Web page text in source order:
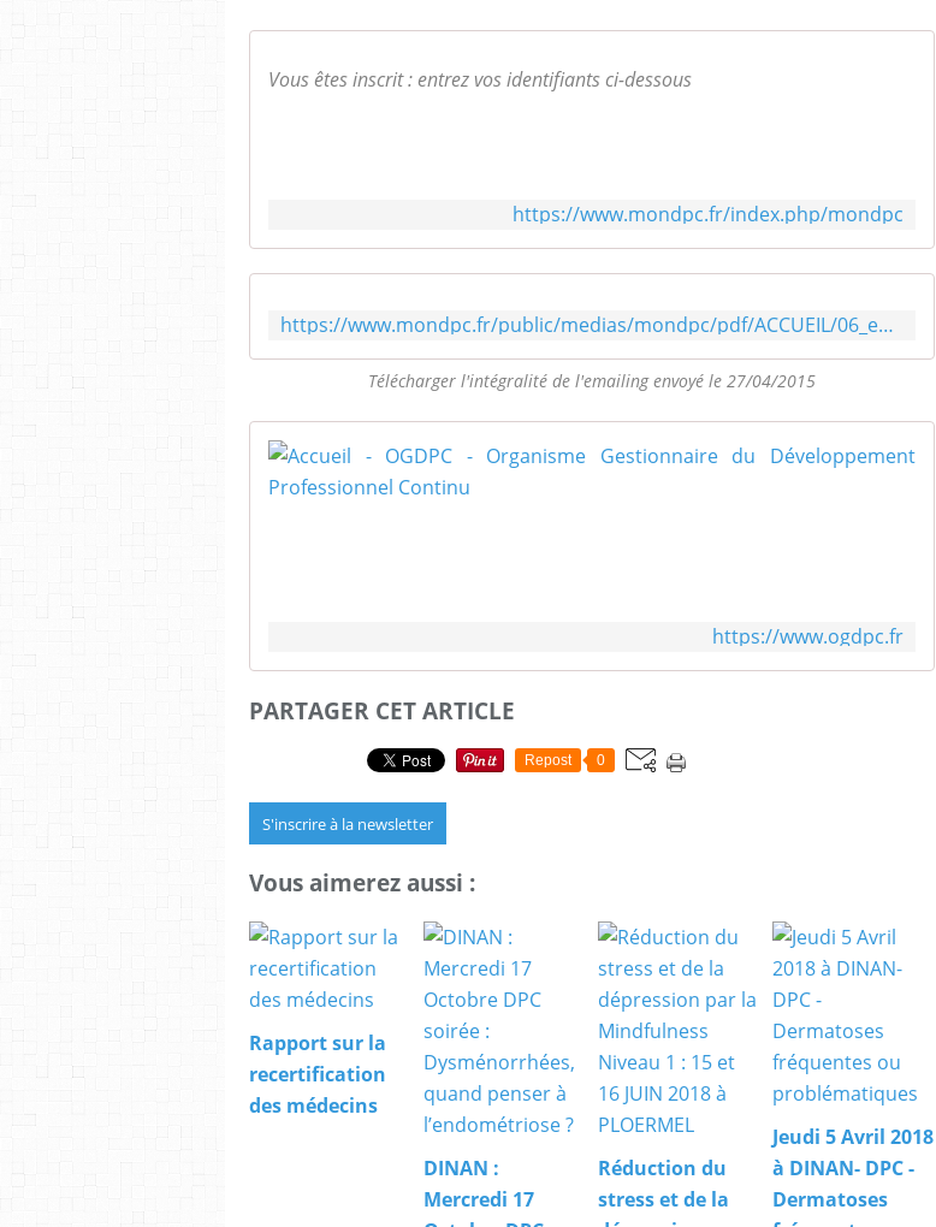
Vous êtes inscrit : entrez vos identifiants ci-dessous
https://www.mondpc.fr/index.php/mondpc
https://www.mondpc.fr/public/medias/mondpc/pdf/ACCUEIL/06_emailingPS_decisionCG2204_270
Télécharger l'intégralité de l'emailing envoyé le 27/04/2015
e
https://www.ogdpc.fr
PARTAGER CET ARTICLE
Repost 0
S'inscrire à la newsletter
Vous aimerez aussi :
Rapport sur la
recertification
des médecins
DINAN :
Mercredi 17
Réduction du
stress et de la
Jeudi 5 Avril 2018
à DINAN- DPC -
Dermatoses